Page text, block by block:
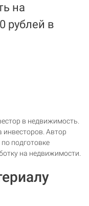
на
рублей в
в недвижимость.
инвесторов. Автор
подготовке
на недвижимости.